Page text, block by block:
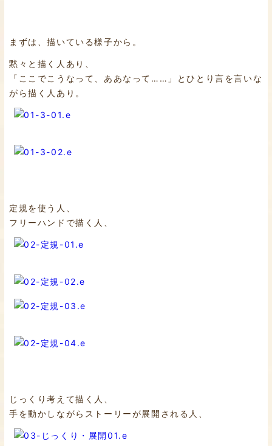
まずは、描いている様子から。
黙々と描く人あり、
「ここでこうなって、ああなって……」とひとり言を言いな
がら描く人あり。
定規を使う人、
フリーハンドで描く人、
じっくり考えて描く人、
手を動かしながらストーリーが展開される人、